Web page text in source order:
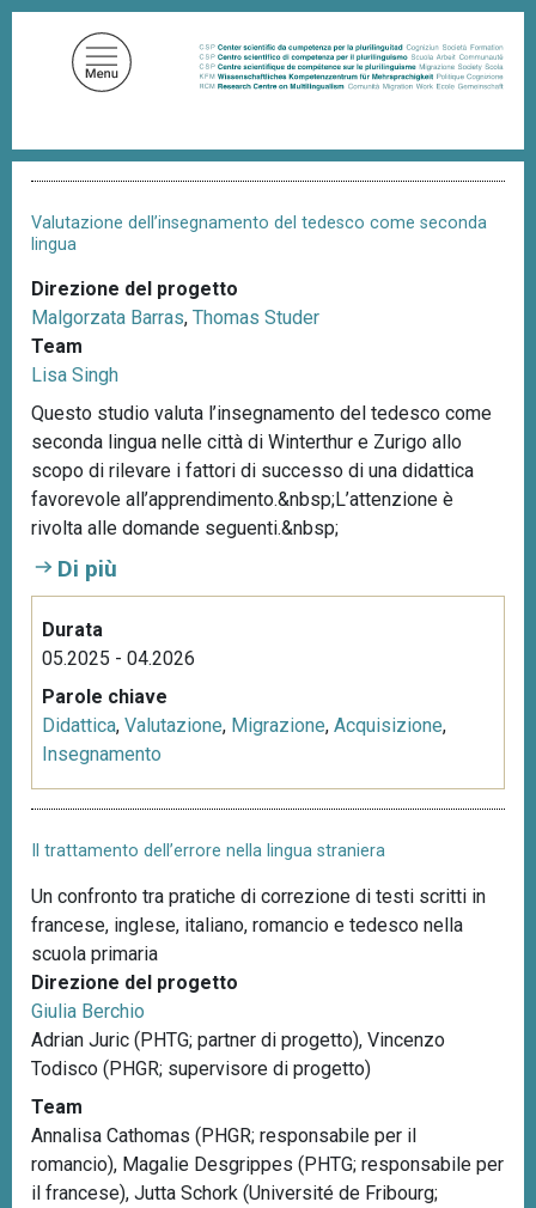
i
c
l
e
d
p
a
e
Valutazione dell’insegnamento del tedesco come seconda
lingua
Direzione del progetto
Malgorzata Barras, Thomas Studer
Team
Lisa Singh
Questo studio valuta l’insegnamento del tedesco come
seconda lingua nelle città di Winterthur e Zurigo allo
scopo di rilevare i fattori di successo di una didattica
favorevole all’apprendimento.&nbsp;L’attenzione è
rivolta alle domande seguenti.&nbsp;
Di più
Durata
05.2025 - 04.2026
Parole chiave
Didattica, Valutazione, Migrazione, Acquisizione,
Insegnamento
Il trattamento dell’errore nella lingua straniera
Un confronto tra pratiche di correzione di testi scritti in
francese, inglese, italiano, romancio e tedesco nella
scuola primaria
Direzione del progetto
Giulia Berchio
Adrian Juric (PHTG; partner di progetto), Vincenzo
Todisco (PHGR; supervisore di progetto)
Team
Annalisa Cathomas (PHGR; responsabile per il
romancio), Magalie Desgrippes (PHTG; responsabile per
il francese), Jutta Schork (Université de Fribourg;